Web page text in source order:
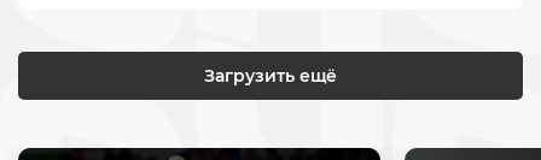
Загрузить ещё